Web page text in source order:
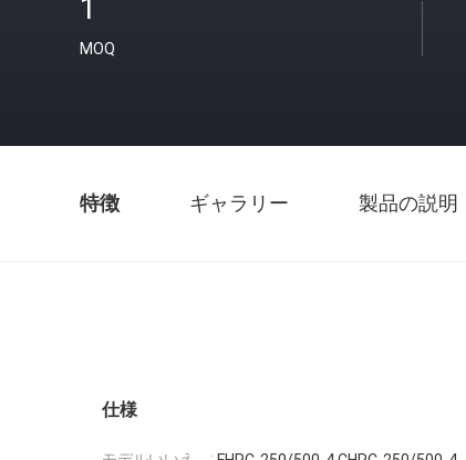
1
MOQ
特徴 ギャラリー 製品の説明
仕様